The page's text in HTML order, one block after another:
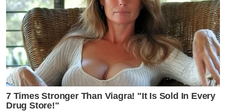
7 Times Stronger Than Viagra! "It Is Sold In Every
Drug Store!"